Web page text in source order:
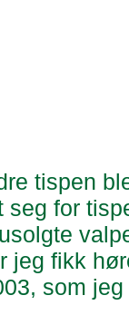
tispen
seg for
jeg fikk
som